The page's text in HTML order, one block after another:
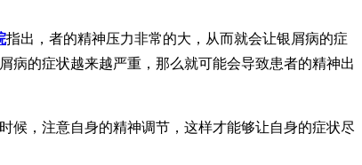
指出，者的精神压力非常的大，从而就会让银屑病的症
病的症状越来越严重，那么就可能会导致患者的精神出
候，注意自身的精神调节，这样才能够让自身的症状尽